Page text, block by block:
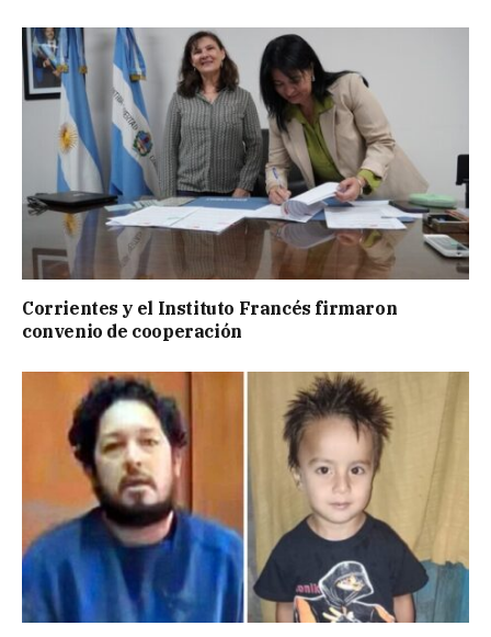
Corrientes y el Instituto Francés firmaron
convenio de cooperación